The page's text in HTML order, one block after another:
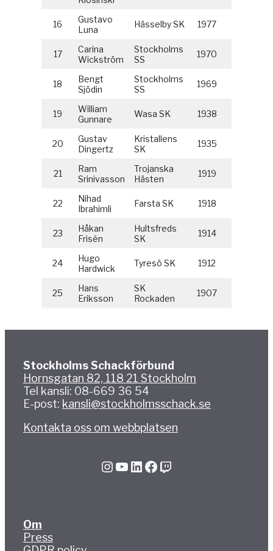
16
Gustavo
Luna
Hässelby SK 1977
17
Carina
Wickström
Stockholms
SS
1970
18
Bengt
Sjödin
Stockholms
SS
1969
19
William
Gunnare
Wasa SK 1938
20
Gustav
Dingertz
Kristallens
SK
1935
21
Ram
Srinivasson
Trojanska
Hästen
1919
22
Nihad
Ibrahimli
Farsta SK 1918
23
Håkan
Frisén
Hultsfreds
SK
1914
24
Hugo
Hardwick
Tyresö SK 1912
25
Hans
Eriksson
SK
Rockaden
1907
Stockholms Schackförbund
Hornsgatan 82, 118 21 Stockholm
Tel kansli: 08-669 36 54
E-post: kansli@stockholmsschack.se
Kontakta oss om webbplatsen
InstagramYouTube LinkedIn Facebook Twitch
Om
Press